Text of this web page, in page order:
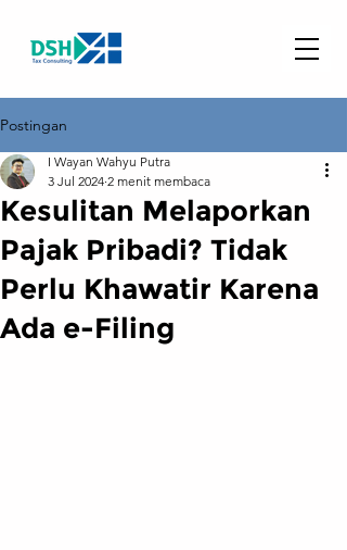
Postingan
Kesulitan Melaporkan
Pajak Pribadi? Tidak
Perlu Khawatir Karena
Ada e-Filing
I Wayan Wahyu Putra
3 Jul 2024 2 menit membaca